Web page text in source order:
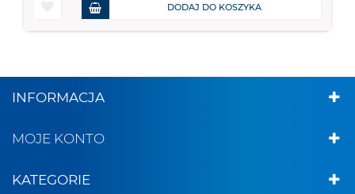
DODAJ DO KOSZYKA
INFORMACJA
MOJE KONTO
KATEGORIE